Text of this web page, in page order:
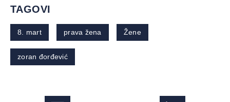
TAGOVI
8. mart prava žena Žene
zoran đorđević